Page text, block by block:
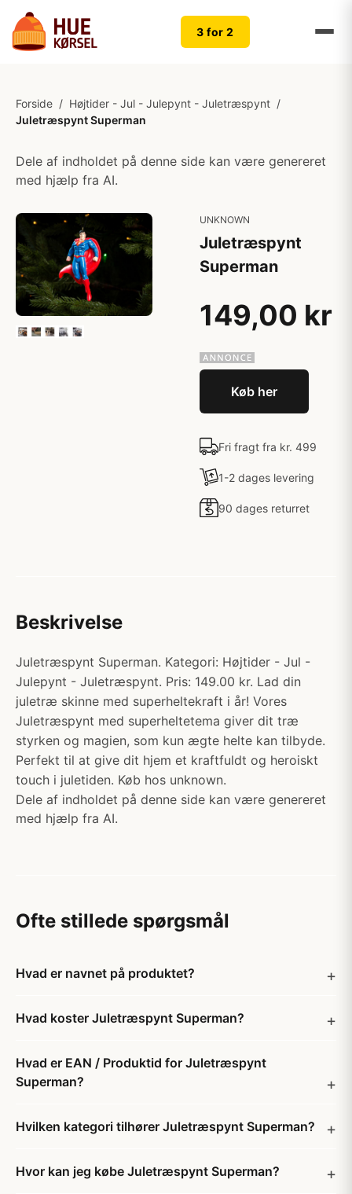
3 for 2
Forside / Højtider - Jul - Julepynt - Juletræspynt /
Juletræspynt Superman
Dele af indholdet på denne side kan være genereret
med hjælp fra AI.
UNKNOWN
Juletræspynt
Superman
149,00 kr
Køb her
Fri fragt fra kr. 499
1-2 dages levering
90 dages returret
Beskrivelse
Juletræspynt Superman. Kategori: Højtider - Jul -
Julepynt - Juletræspynt. Pris: 149.00 kr. Lad din
juletræ skinne med superheltekraft i år! Vores
Juletræspynt med superheltetema giver dit træ
styrken og magien, som kun ægte helte kan tilbyde.
Perfekt til at give dit hjem et kraftfuldt og heroiskt
touch i juletiden. Køb hos unknown.
Dele af indholdet på denne side kan være genereret
med hjælp fra AI.
Ofte stillede spørgsmål
Hvad er navnet på produktet?
Hvad koster Juletræspynt Superman?
Hvad er EAN / Produktid for Juletræspynt
Superman?
Hvilken kategori tilhører Juletræspynt Superman?
Hvor kan jeg købe Juletræspynt Superman?